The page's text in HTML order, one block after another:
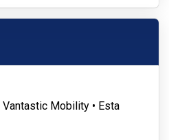
Mobility • Esta